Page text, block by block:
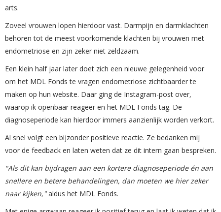
arts.
Zoveel vrouwen lopen hierdoor vast. Darmpijn en darmklachten
behoren tot de meest voorkomende klachten bij vrouwen met
endometriose en zijn zeker niet zeldzaam.
Een klein half jaar later doet zich een nieuwe gelegenheid voor
om het MDL Fonds te vragen endometriose zichtbaarder te
maken op hun website. Daar ging de Instagram-post over,
waarop ik openbaar reageer en het MDL Fonds tag. De
diagnoseperiode kan hierdoor immers aanzienlijk worden verkort.
Al snel volgt een bijzonder positieve reactie. Ze bedanken mij
voor de feedback en laten weten dat ze dit intern gaan bespreken.
"Als dit kan bijdragen aan een kortere diagnoseperiode én aan
snellere en betere behandelingen, dan moeten we hier zeker
naar kijken,"aldus het MDL Fonds.